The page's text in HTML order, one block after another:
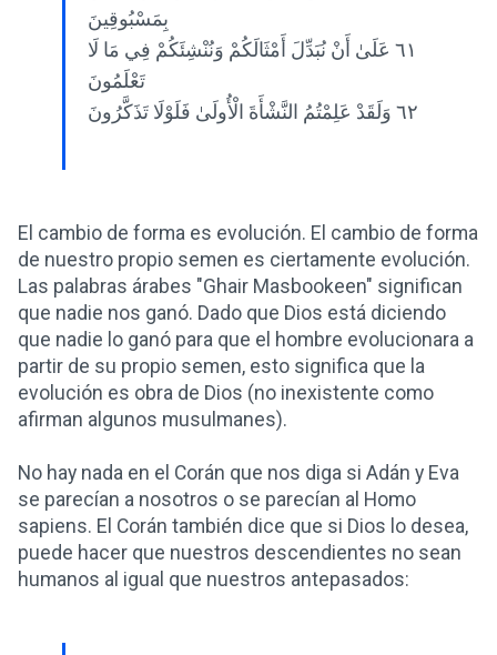
بِمَسْبُوقِينَ
٦١ عَلَىٰ أَنْ نُبَدِّلَ أَمْثَالَكُمْ وَنُنْشِئَكُمْ فِي مَا لَا
تَعْلَمُونَ
٦٢ وَلَقَدْ عَلِمْتُمُ النَّشْأَةَ الْأُولَىٰ فَلَوْلَا تَذَكَّرُونَ
El cambio de forma es evolución. El cambio de forma
de nuestro propio semen es ciertamente evolución.
Las palabras árabes "Ghair Masbookeen" significan
que nadie nos ganó. Dado que Dios está diciendo
que nadie lo ganó para que el hombre evolucionara a
partir de su propio semen, esto significa que la
evolución es obra de Dios (no inexistente como
afirman algunos musulmanes).
No hay nada en el Corán que nos diga si Adán y Eva
se parecían a nosotros o se parecían al Homo
sapiens. El Corán también dice que si Dios lo desea,
puede hacer que nuestros descendientes no sean
humanos al igual que nuestros antepasados: